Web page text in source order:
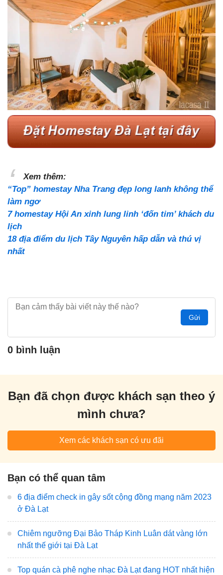
Xem thêm:
“Top” homestay Nha Trang đẹp long lanh không thể
làm ngơ
7 homestay Hội An xinh lung linh ‘đốn tim’ khách du
lịch
18 địa điểm du lịch Tây Nguyên hấp dẫn và thú vị
nhất
Gửi
0 bình luận
Bạn đã chọn được khách sạn theo ý
mình chưa?
Xem các khách sạn có ưu đãi
Bạn có thể quan tâm
6 địa điểm check in gây sốt cộng đồng mạng năm 2023
ở Đà Lạt
Chiêm ngưỡng Đại Bảo Tháp Kinh Luân dát vàng lớn
nhất thế giới tại Đà Lạt
Top quán cà phê nghe nhạc Đà Lạt đang HOT nhất hiện